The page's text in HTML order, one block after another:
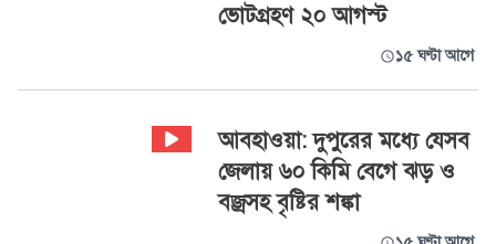
ভোটগ্রহণ ২০ আগস্ট
১৫ ঘণ্টা আগে
আবহাওয়া: দুপুরের মধ্যে যেসব
জেলায় ৬০ কিমি বেগে ঝড় ও
বজ্রসহ বৃষ্টির শঙ্কা